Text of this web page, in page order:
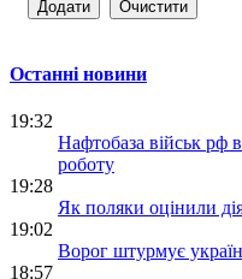
Останні новини
19:32
Нафтобаза військ рф
роботу
19:28
Як поляки оцінили
19:02
Ворог штурмує
18:57